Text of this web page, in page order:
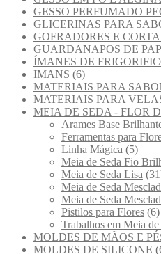
GESSO PERFUMADO
GLICERINAS PARA
GOFRADORES E
GUARDANAPOS DE
ÍMANES DE
IMANS (6)
MATERIAIS PARA
MATERIAIS PARA
MEIA DE SEDA - FLOR
Arames Base
Ferramentas para
Linha Mágica (5)
Meia de Seda Fio
Meia de Seda Lisa
Meia de Seda
Meia de Seda
Pistilos para Flores (6)
Trabalhos em Meia de
MOLDES DE MÃOS E
MOLDES DE SILICONE